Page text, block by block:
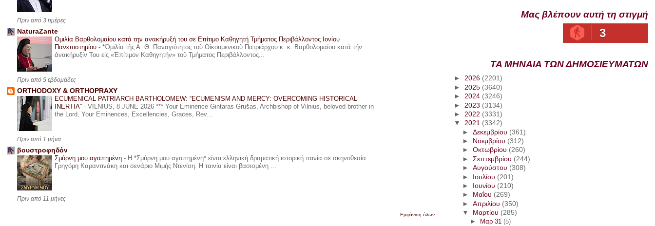
Πριν από 3 ημέρες
NaturaZante
Ομιλία Βαρθολομαίου κατά την ανακήρυξή του σε Επίτιμο Καθηγητή Τμήματος Περιβάλλοντος Ιονίου
Πανεπιστημίου - *Ὁμιλία τῆς Α. Θ. Παναγιότητος τοῦ Οἰκουμενικοῦ Πατριάρχου κ. κ. Βαρθολομαίου κατά τήν
ἀνακήρυξίν Του εἰς «Ἐπίτιμον Καθηγητήν» τοῦ Τμήματος Περιβάλλοντος...
Πριν από 5 εβδομάδες
ORTHODOXY & ORTHOPRAXY
ECUMENICAL PATRIARCH BARTHOLOMEW: “ECUMENISM AND MERCY: OVERCOMING HISTORICAL
INERTIA” - VILNIUS, 8 JUNE 2026 *** Your Eminence Gintaras Grušas, Archbishop of Vilnius, beloved brother in
the Lord, Your Eminences, Excellencies, Graces, Rev...
Πριν από 1 μήνα
βουστροφηδόν
Σμύρνη μου αγαπημένη - Η *Σμύρνη μου αγαπημένη* είναι ελληνική δραματική ιστορική ταινία σε σκηνοθεσία
Γρηγόρη Καραντινάκη και σενάριο Μιμής Ντενίση. Η ταινία είναι βασισμένη ...
Πριν από 11 μήνες
Εμφάνιση όλων
Μας βλέπουν αυτή τη στιγμή
3
ΤΑ ΜΗΝΑΙΑ ΤΩΝ ΔΗΜΟΣΙΕΥΜΑΤΩΝ
►2026 (2201)
► 2025 (3640)
►2024 (3246)
► 2023 (3134)
► 2022 (3331)
▼2021 (3342)
► Δεκεμβρίου (361)
►
Νοεμβρίου (312)
► Οκτωβρίου (260)
► Σεπτεμβρίου (244)
► Αυγούστου (308)
► Ιουλίου (201)
►
Ιουνίου (210)
►
Μαΐου (269)
► Απριλίου (350)
▼
Μαρτίου (285)
►
Μαρ 31 (5)